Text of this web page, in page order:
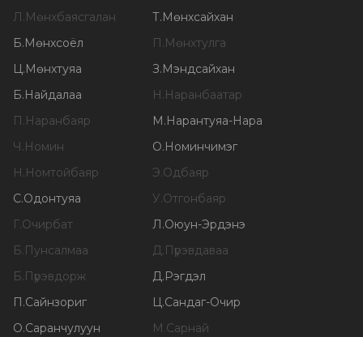
Л.Мөнхбаясгалан Т.Мөнхсайхан
Б.Мөнхсоёл П.Мөнхтулга
Ц.Мөнхтуяа З.Мэндсайхан
Б.Найдалаа Н.Наранбаатар
П.Наранбаяр М.Нарантуяа-Нара
Ч.Номин О.Номинчимэг
Н.Номтойбаяр Э.Одбаяр
С.Одонтуяа У.Отгонбаяр
Г.Очирбат Л.Оюун-Эрдэнэ
Б.Пунсалмаа Д.Пүрэвдаваа
Б.Пүрэвдорж Д.Рэгдэл
П.Сайнзориг Ц.Сандаг-Очир
О.Саранчулуун М.Сарнай